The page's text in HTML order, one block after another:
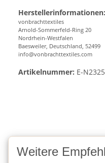
Herstellerinformationen:
vonbrachttextiles
Arnold-Sommerfeld-Ring 20
Nordrhein-Westfalen
Baesweiler, Deutschland, 52499
info@vonbrachttextiles.com
Artikelnummer: E-
Weitere